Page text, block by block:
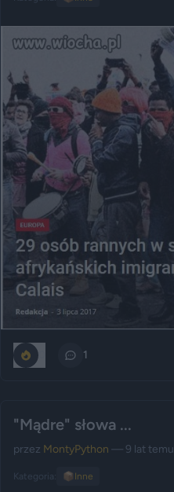
1
"Mądre" słowa ...
przez MontyPython — 9 lat temu
Kategoria: 📦 Inne